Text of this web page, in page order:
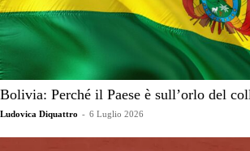
Bolivia: Perché il Paese è sull’orlo del
Ludovica Diquattro - 6 Luglio 2026